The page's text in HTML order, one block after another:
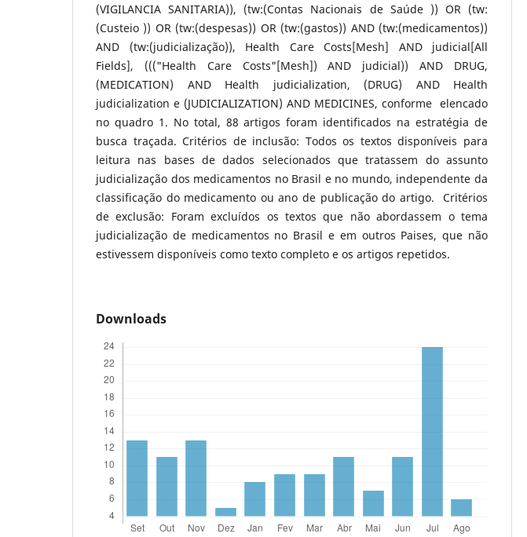
(VIGILANCIA SANITARIA)), (tw:(Contas Nacionais de Saúde )) OR (tw:
(Custeio )) OR (tw:(despesas)) OR (tw:(gastos)) AND (tw:(medicamentos))
AND (tw:(judicialização)), Health Care Costs[Mesh] AND judicial[All
Fields], ((("Health Care Costs"[Mesh]) AND judicial)) AND DRUG,
(MEDICATION) AND Health judicialization, (DRUG) AND Health
judicialization e (JUDICIALIZATION) AND MEDICINES, conforme elencado
no quadro 1. No total, 88 artigos foram identificados na estratégia de
busca traçada. Critérios de inclusão: Todos os textos disponíveis para
leitura nas bases de dados selecionados que tratassem do assunto
judicialização dos medicamentos no Brasil e no mundo, independente da
classificação do medicamento ou ano de publicação do artigo. Critérios
de exclusão: Foram excluídos os textos que não abordassem o tema
judicialização de medicamentos no Brasil e em outros Paises, que não
estivessem disponíveis como texto completo e os artigos repetidos.
Downloads